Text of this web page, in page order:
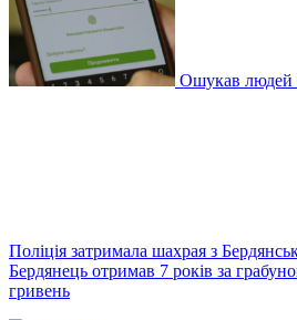
Ошукав людей
Поліція затримала шахрая з
Бердянець отримав 7 років за
гривень